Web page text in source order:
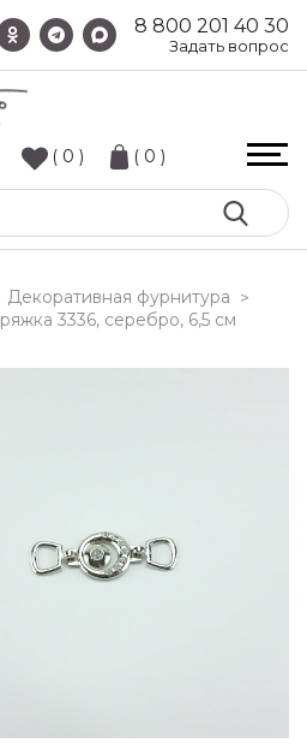
8 800 201 40 30
Задать вопрос
( 0 ) ( 0 )
Декоративная фурнитура >
пряжка 3336, серебро, 6,5 см